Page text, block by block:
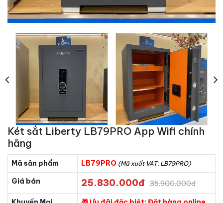
Két sắt Liberty LB79PRO App Wifi chính
hãng
Mã sản phẩm LB79PRO (Mã xuất VAT: LB79PRO)
Giá bán 25.830.000đ 35.900.000đ